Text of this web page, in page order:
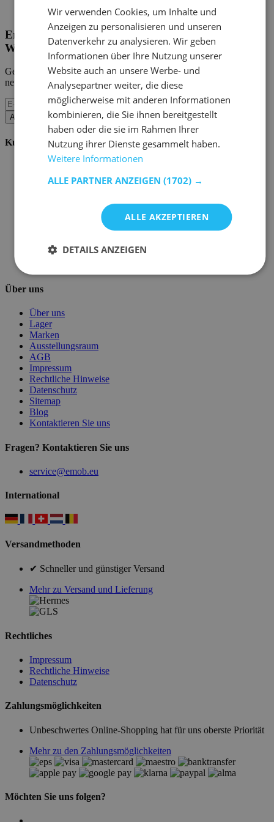
Home Emob|Mein Konto
Erhalten Sie unsere neuen Kollektionen und
Werbeaktionen.
Geben Sie uns Ihre E-Mail und Sie werden monatlich über die
neuesten Ereignisse informiert.
Abonnieren
Kundenservice
Zahlungsmöglichkeiten
Stornieren oder retournieren
Pflegehinweise
Paswort Vergessen?
Über uns
Über uns
Lager
Marken
Ausstellungsraum
AGB
Impressum
Rechtliche Hinweise
Datenschutz
Sitemap
Blog
Kontaktieren Sie uns
Fragen? Kontaktieren Sie uns
service@emob.eu
International
Versandmethoden
✔ Schneller und günstiger Versand
Mehr zu Versand und Lieferung
Rechtliches
Impressum
Rechtliche Hinweise
Datenschutz
Zahlungsmöglichkeiten
Unbeschwertes Online-Shopping hat für uns oberste Priorität
Mehr zu den Zahlungsmöglichkeiten
Möchten Sie uns folgen?
Wir verwenden Cookies, um Inhalte und
Anzeigen zu personalisieren und unseren
Datenverkehr zu analysieren. Wir geben
Informationen über Ihre Nutzung unserer
Website auch an unsere Werbe- und
Analysepartner weiter, die diese
möglicherweise mit anderen Informationen
kombinieren, die Sie ihnen bereitgestellt
haben oder die sie im Rahmen Ihrer
Nutzung ihrer Dienste gesammelt haben.
Weitere Informationen
ALLE PARTNER ANZEIGEN (1702) →
ALLE AKZEPTIEREN
DETAILS ANZEIGEN